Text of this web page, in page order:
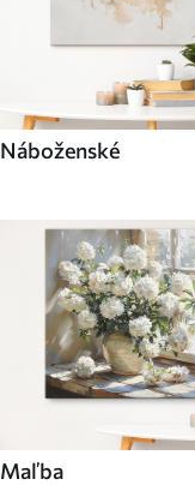
Náboženské
Maľba